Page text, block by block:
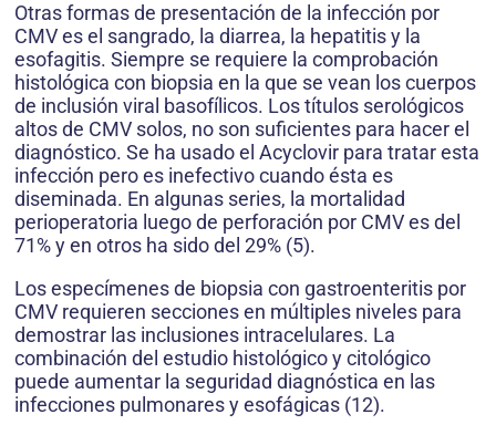
Otras formas de presentación de la infección por
CMV es el sangrado, la diarrea, la hepatitis y la
esofagitis. Siempre se requiere la comprobación
histológica con biopsia en la que se vean los cuerpos
de inclusión viral basofílicos. Los títulos serológicos
altos de CMV solos, no son suficientes para hacer el
diagnóstico. Se ha usado el Acyclovir para tratar esta
infección pero es inefectivo cuando ésta es
diseminada. En algunas series, la mortalidad
perioperatoria luego de perforación por CMV es del
71% y en otros ha sido del 29% (5).
Los especímenes de biopsia con gastroenteritis por
CMV requieren secciones en múltiples niveles para
demostrar las inclusiones intracelulares. La
combinación del estudio histológico y citológico
puede aumentar la seguridad diagnóstica en las
infecciones pulmonares y esofágicas (12).